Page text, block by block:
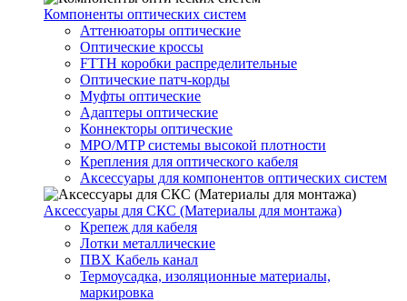
Компоненты оптических систем
Аттенюаторы оптические
Оптические кроссы
FTTH коробки распределительные
Оптические патч-корды
Муфты оптические
Адаптеры оптические
Коннекторы оптические
MPO/MTP системы высокой плотности
Крепления для оптического кабеля
Аксессуары для компонентов оптических систем
Аксессуары для СКС (Материалы для монтажа)
Крепеж для кабеля
Лотки металлические
ПВХ Кабель канал
Термоусадка, изоляционные материалы,
маркировка